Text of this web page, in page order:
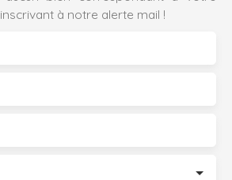
à notre alerte mail !